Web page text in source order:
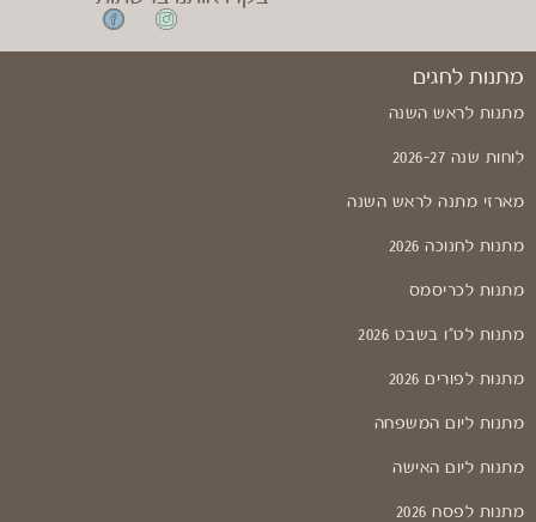
מתנות לחגים
מתנות לראש השנה
לוחות שנה 2026-27
מארזי מתנה לראש השנה
מתנות לחנוכה 2026
מתנות לכריסמס
מתנות לט"ו בשבט 2026
מתנות לפורים 2026
מתנות ליום המשפחה
מתנות ליום האישה
מתנות לפסח 2026